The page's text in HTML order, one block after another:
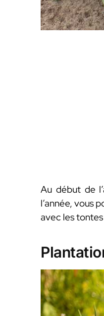
Au début de
l’année, vous
avec les